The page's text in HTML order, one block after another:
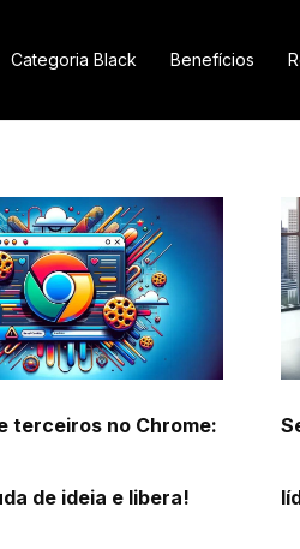
Categoria Black Benefícios
terceiros no Chrome:
de ideia e libera!